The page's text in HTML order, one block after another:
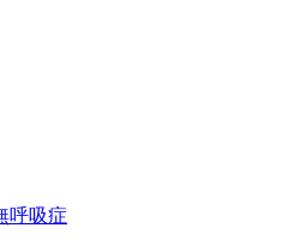
呼吸症